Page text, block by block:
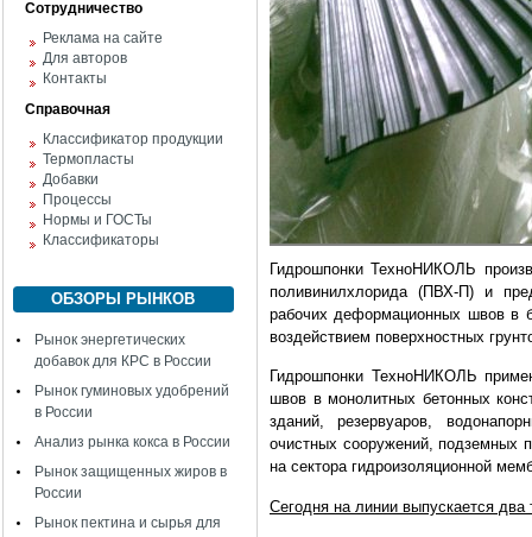
Сотрудничество
Реклама на сайте
Для авторов
Контакты
Справочная
Классификатор продукции
Термопласты
Добавки
Процессы
Нормы и ГОСТы
Классификаторы
ОБЗОРЫ РЫНКОВ
Рынок энергетических
добавок для КРС в России
Рынок гуминовых удобрений
в России
Анализ рынка кокса в России
Рынок защищенных жиров в
России
Рынок пектина и сырья для
Гидрошпонки ТехноНИКОЛЬ
поливинилхлорида (ПВХ-П) и
рабочих деформационных швов в
воздействием поверхностных
Гидрошпонки ТехноНИКОЛЬ
швов в монолитных бетонных
зданий, резервуаров,
очистных сооружений, подземных
на сектора гидроизоляционной
Сегодня на линии выпускается два